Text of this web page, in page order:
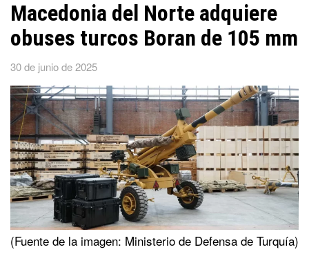
Macedonia del Norte adquiere
obuses turcos Boran de 105 mm
30 de junio de 2025
(Fuente de la imagen: Ministerio de Defensa de Turquía)